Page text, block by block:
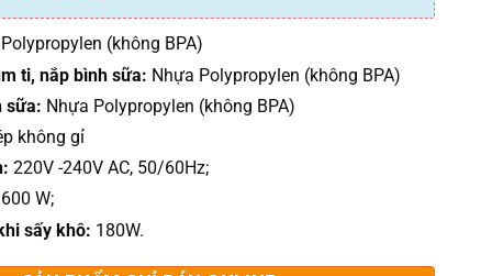
(không BPA)
ti, nắp bình sữa: Nhựa Polypropylen (không BPA)
sữa: Nhựa Polypropylen (không BPA)
không gỉ
220V -240V AC, 50/60Hz;
W;
sấy khô: 180W.